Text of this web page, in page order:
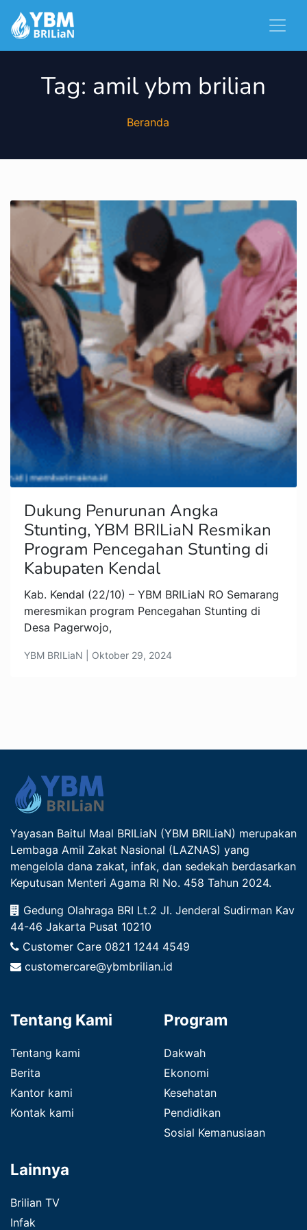
Tag: amil ybm brilian
Beranda
Dukung Penurunan Angka
Stunting, YBM BRILiaN Resmikan
Program Pencegahan Stunting di
Kabupaten Kendal
Kab. Kendal (22/10) – YBM BRILiaN RO Semarang
meresmikan program Pencegahan Stunting di
Desa Pagerwojo,
YBM BRILiaN | Oktober 29, 2024
Yayasan Baitul Maal BRILiaN (YBM BRILiaN) merupakan
Lembaga Amil Zakat Nasional (LAZNAS) yang
mengelola dana zakat, infak, dan sedekah berdasarkan
Keputusan Menteri Agama RI No. 458 Tahun 2024.
Gedung Olahraga BRI Lt.2 Jl. Jenderal Sudirman Kav
44-46 Jakarta Pusat 10210
Customer Care 0821 1244 4549
customercare@ybmbrilian.id
Tentang Kami
Tentang kami
Berita
Kantor kami
Kontak kami
Program
Dakwah
Ekonomi
Kesehatan
Pendidikan
Sosial Kemanusiaan
Lainnya
Brilian TV
Infak